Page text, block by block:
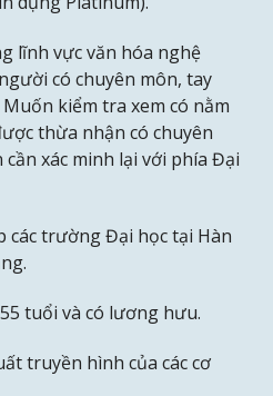
lĩnh vực văn hóa nghệ
có chuyên môn, tay
kiểm tra xem có nằm
thừa nhận có chuyên
xác minh lại với phía Đại
trường Đại học tại Hàn
tuổi và có lương hưu.
truyền hình của các cơ